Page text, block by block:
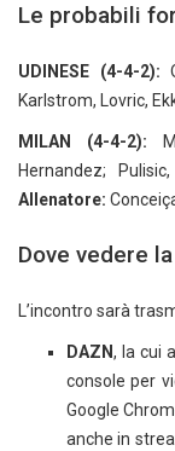
Le probabili
UDINESE (4-4-2):
Karlstrom, Lovric,
MILAN (4-4-2):
Hernandez;
Allenatore:
Dove vedere
L’incontro sarà
DAZN, la cui
console per
Google
anche in